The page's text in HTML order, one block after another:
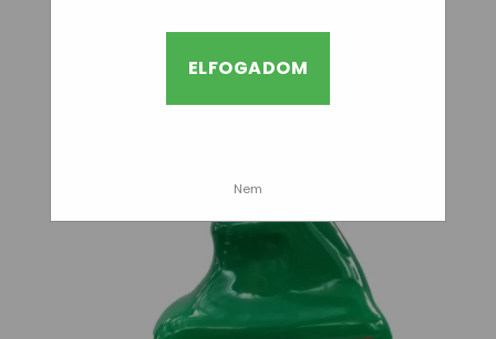
ELFOGADOM
Nem